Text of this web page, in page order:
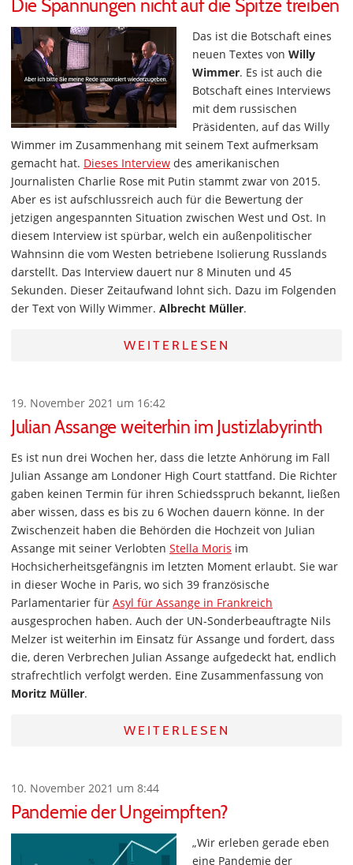
Die Spannungen nicht auf die Spitze treiben
Das ist die Botschaft eines
neuen Textes von Willy
Wimmer. Es ist auch die
Botschaft eines Interviews
mit dem russischen
Präsidenten, auf das Willy
Wimmer im Zusammenhang mit seinem Text aufmerksam
gemacht hat. Dieses Interview des amerikanischen
Journalisten Charlie Rose mit Putin stammt zwar von 2015.
Aber es ist aufschlussreich auch für die Bewertung der
jetzigen angespannten Situation zwischen West und Ost. In
diesem Interview ist spürbar, welch ein außenpolitischer
Wahnsinn die vom Westen betriebene Isolierung Russlands
darstellt. Das Interview dauert nur 8 Minuten und 45
Sekunden. Dieser Zeitaufwand lohnt sich. Dazu im Folgenden
der Text von Willy Wimmer. Albrecht Müller.
WEITERLESEN
19. November 2021 um 16:42
Julian Assange weiterhin im Justizlabyrinth
Es ist nun drei Wochen her, dass die letzte Anhörung im Fall
Julian Assange am Londoner High Court stattfand. Die Richter
gaben keinen Termin für ihren Schiedsspruch bekannt, ließen
aber wissen, dass es bis zu 6 Wochen dauern könne. In der
Zwischenzeit haben die Behörden die Hochzeit von Julian
Assange mit seiner Verlobten Stella Moris im
Hochsicherheitsgefängnis im letzten Moment erlaubt. Sie war
in dieser Woche in Paris, wo sich 39 französische
Parlamentarier für Asyl für Assange in Frankreich
ausgesprochen haben. Auch der UN-Sonderbeauftragte Nils
Melzer ist weiterhin im Einsatz für Assange und fordert, dass
die, deren Verbrechen Julian Assange aufgedeckt hat, endlich
strafrechtlich verfolgt werden. Eine Zusammenfassung von
Moritz Müller.
WEITERLESEN
10. November 2021 um 8:44
Pandemie der Ungeimpften?
„Wir erleben gerade eben
eine Pandemie der